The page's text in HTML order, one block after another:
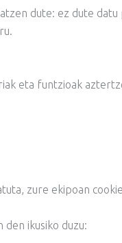
dute: ez dute
eta funtzioak
zure ekipoan
ikusiko duzu: